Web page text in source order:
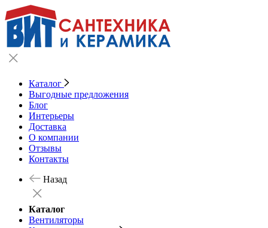
Каталог
Выгодные предложения
Блог
Интерьеры
Доставка
О компании
Отзывы
Контакты
Назад
Каталог
Вентиляторы